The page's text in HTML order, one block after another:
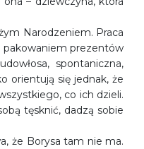
Narodzeniem. Praca
pakowaniem prezentów
spontaniczna,
orientują się jednak, że
co ich dzieli.
tęsknić, dadzą sobie
że Borysa tam nie ma.